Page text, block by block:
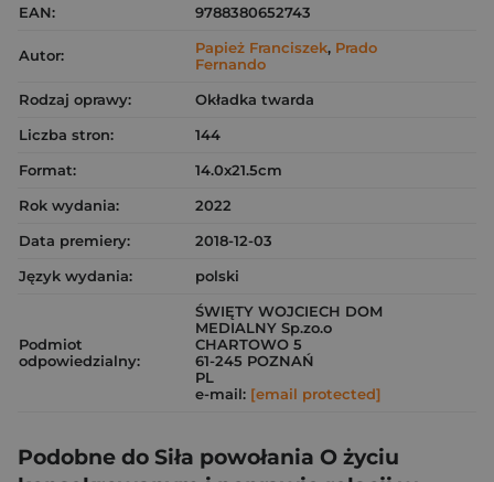
EAN:
9788380652743
Autor: Papież Franciszek, Prado
Fernando
Rodzaj oprawy:
Okładka twarda
Liczba stron:
144
Format:
14.0x21.5cm
Rok wydania:
2022
Data premiery:
2018-12-03
Język wydania:
polski
Podmiot
odpowiedzialny:
ŚWIĘTY WOJCIECH DOM
MEDIALNY Sp.zo.o
CHARTOWO 5
61-245 POZNAŃ
PL
e-mail: [email protected]
Podobne do Siła powołania O życiu